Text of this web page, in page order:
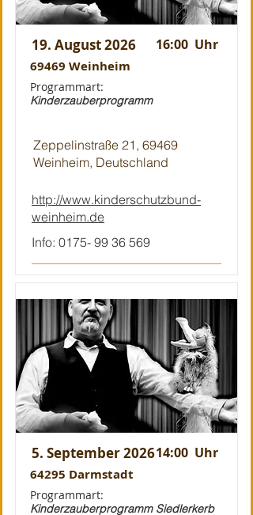
19. August 2026 16:00 Uhr
69469 Weinheim
Programmart:
Kinderzauberprogramm
Zeppelinstraße 21, 69469
Weinheim, Deutschland
http://www.kinderschutzbund-
weinheim.de
Info: 0175- 99 36 569
5. September 202614:00 Uhr
64295 Darmstadt
Programmart:
Kinderzauberprogramm Siedlerkerb